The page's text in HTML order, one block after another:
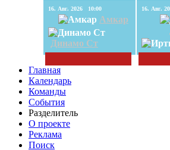
16. Авг. 2026 10:00
Амкар
Динамо Ст
Главная
Календарь
Команды
События
Разделитель
О проекте
Реклама
Поиск